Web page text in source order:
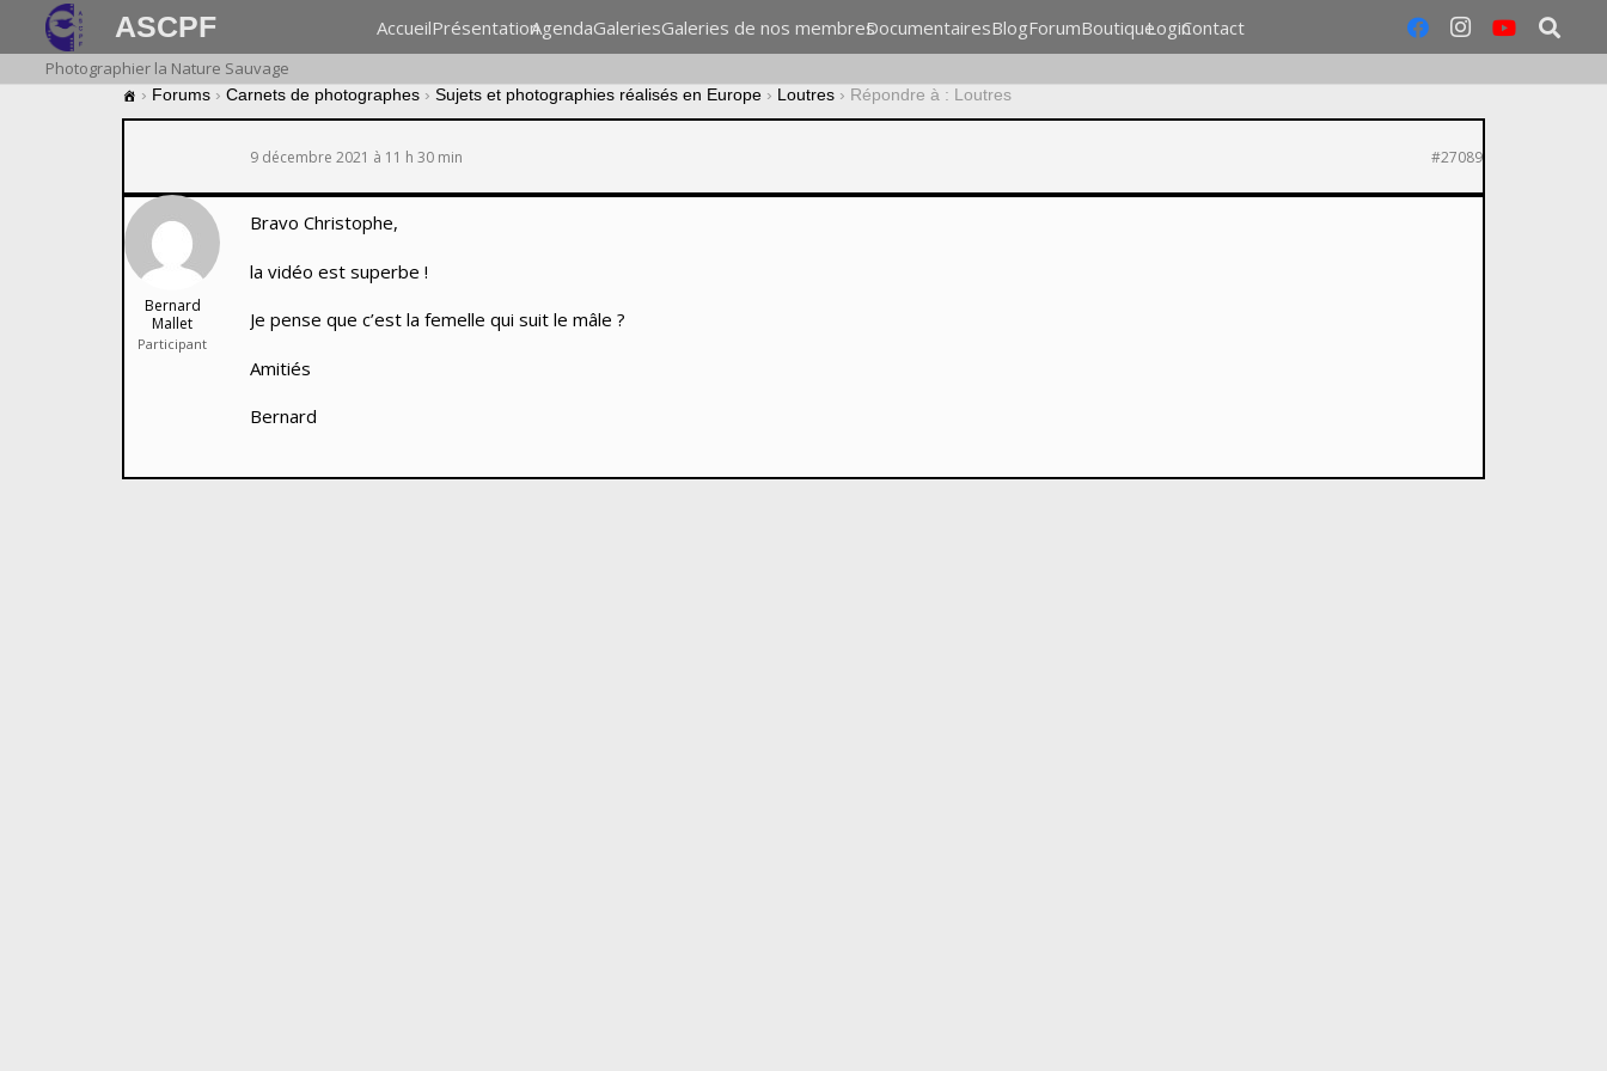
ASCPF AccueilPrésentationAgendaGaleriesGaleries de nos membresDocumentairesBlogForumBoutiqueLoginContact
Photographier la Nature Sauvage
› Forums › Carnets de photographes › Sujets et photographies réalisés en Europe › Loutres › Répondre à : Loutres
9 décembre 2021 à 11 h 30 min #27089
Bernard
Mallet
Participant
Bravo Christophe,
la vidéo est superbe !
Je pense que c’est la femelle qui suit le mâle ?
Amitiés
Bernard